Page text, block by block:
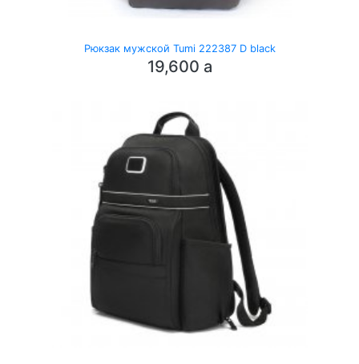
Рюкзак мужской Tumi 222387 D black
19,600 a